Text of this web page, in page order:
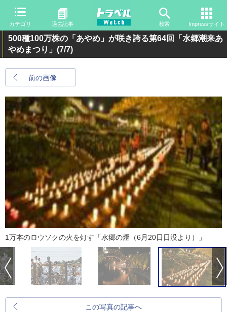
カテゴリ 過去記事 検索 Impressサイト
500種100万株の「あやめ」が咲き誇る第64回「水郷潮来あ
やめまつり」 (7/7)
前の画像
1万本のロウソクの火を灯す「水郷の燈（6月20日日没より）」
この写真の記事へ